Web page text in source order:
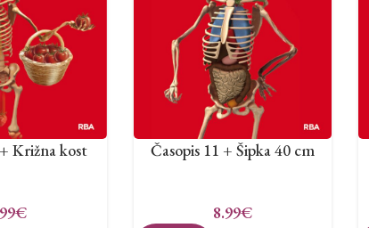
Križna kost
€
Časopis 11 + Šipka 40 cm
8.99€